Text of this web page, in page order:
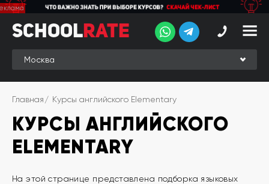
School
Rate
Рейтинг
Online-
рейтинг
Отзывы
студентов
экспертов
SchoolRate
Главная Курсы английского Elementary
КУРСЫ АНГЛИЙСКОГО
ELEMENTARY
На этой странице представлена подборка языковых